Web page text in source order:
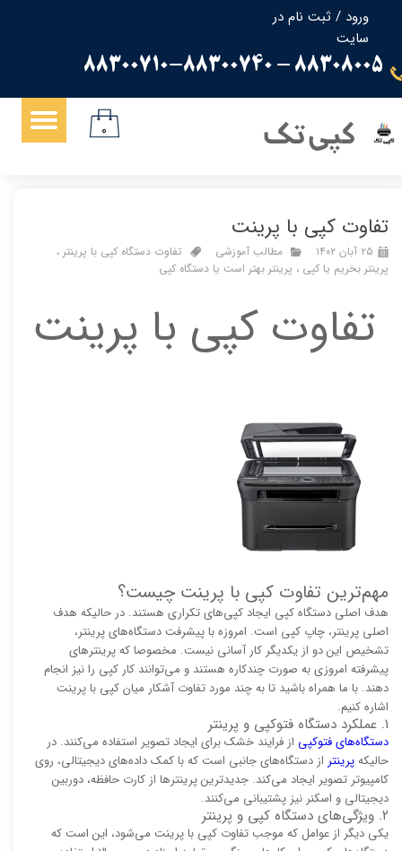
ورود / ثبت نام در
سایت
حساب کاربری من
تغییر گذر واژه
سفارشات
88308005 - 88300710-88300740
کپی تک ۰
تفاوت کپی با پرینت
۲۵ آبان ۱۴۰۲ مطالب آموزشی تفاوت دستگاه کپی با پرینتر ،
پرینتر بخریم یا کپی ، پرینتر بهتر است یا دستگاه کپی
تفاوت کپی با پرینت
مهم‌ترین تفاوت کپی با پرینت چیست؟
هدف اصلی دستگاه کپی ایجاد کپی‌های تکراری هستند. در حالیکه هدف
اصلی پرینتر، چاپ کپی است. امروزه با پیشرفت دستگاه‌های پرینتر،
تشخیص این دو از یکدیگر کار آسانی نیست. مخصوصا که پرینترهای
پیشرفته امروزی به صورت چندکاره هستند و می‌توانند کار کپی را نیز انجام
دهند. با ما همراه باشید تا به چند مورد تفاوت آشکار میان کپی با پرینت
اشاره کنیم.
۱. عملکرد دستگاه فتوکپی و پرینتر
دستگاه‌های فتوکپی از فرایند خشک برای ایجاد تصویر استفاده می‌کنند. در
حالیکهپرینتر از دستگاه‌های جانبی است که با کمک داده‌های دیجیتالی، روی
کامپیوتر تصویر ایجاد می‌کند. جدیدترین پرینترها از کارت حافظه، دوربین
دیجیتالی و اسکنر نیز پشتیبانی می‌کنند.
۲. ویژگی‌های دستگاه کپی و پرینتر
یکی دیگر از عوامل که موجب تفاوت کپی با پرینت می‌شود، این است که